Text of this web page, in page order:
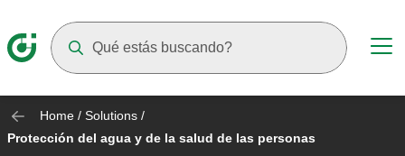
Home / Solutions /
Protección del agua y de la salud de las personas